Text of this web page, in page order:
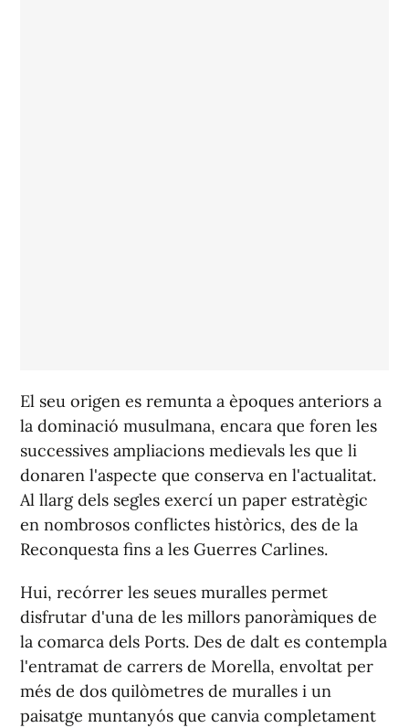
El seu origen es remunta a èpoques anteriors a
la dominació musulmana, encara que foren les
successives ampliacions medievals les que li
donaren l'aspecte que conserva en l'actualitat.
Al llarg dels segles exercí un paper estratègic
en nombrosos conflictes històrics, des de la
Reconquesta fins a les Guerres Carlines.
Hui, recórrer les seues muralles permet
disfrutar d'una de les millors panoràmiques de
la comarca dels Ports. Des de dalt es contempla
l'entramat de carrers de Morella, envoltat per
més de dos quilòmetres de muralles i un
paisatge muntanyós que canvia completament